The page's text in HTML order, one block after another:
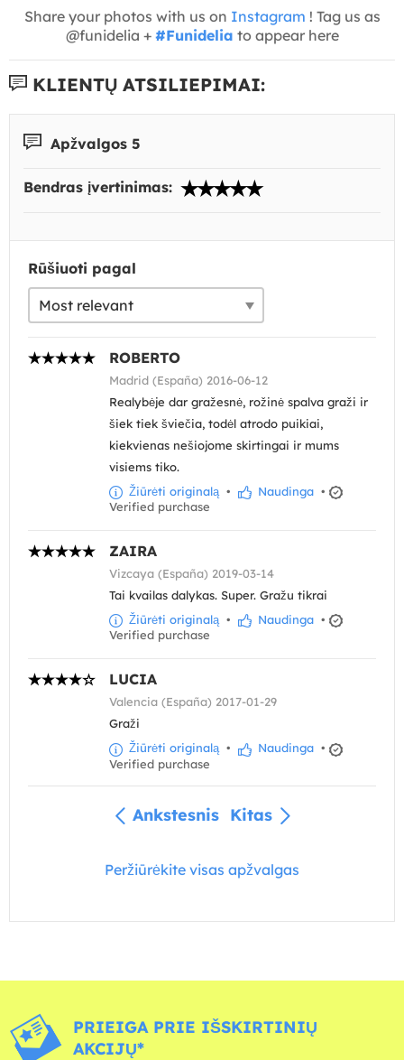
Share your photos with us on Instagram ! Tag us as
@funidelia + #Funidelia to appear here
KLIENTŲ ATSILIEPIMAI:
Apžvalgos 5
Bendras įvertinimas:
Rūšiuoti pagal
ROBERTO
Madrid (España) 2016-06-12
Realybėje dar gražesnė, rožinė spalva graži ir
šiek tiek šviečia, todėl atrodo puikiai,
kiekvienas nešiojome skirtingai ir mums
visiems tiko.
Žiūrėti originalą• Naudinga •
Verified purchase
ZAIRA
Vizcaya (España) 2019-03-14
Tai kvailas dalykas. Super. Gražu tikrai
Žiūrėti originalą• Naudinga •
Verified purchase
LUCIA
Valencia (España) 2017-01-29
Graži
Žiūrėti originalą• Naudinga •
Verified purchase
Ankstesnis Kitas
Peržiūrėkite visas apžvalgas
PRIEIGA PRIE IŠSKIRTINIŲ
AKCIJŲ*